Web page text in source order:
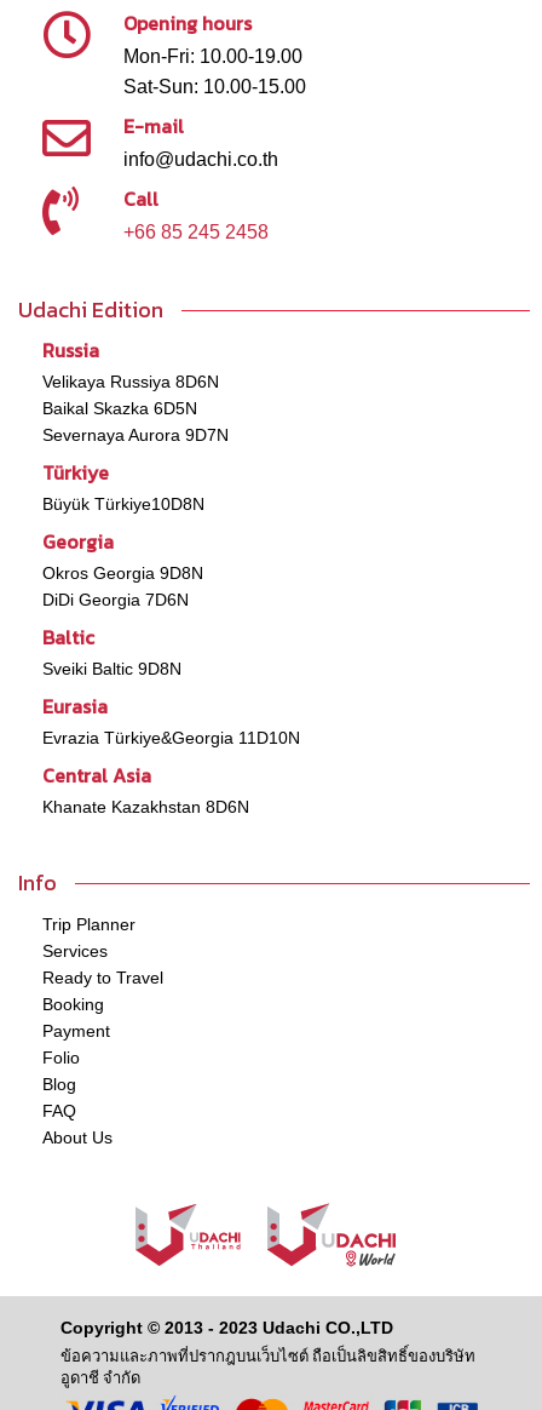
Opening hours
Mon-Fri: 10.00-19.00
Sat-Sun: 10.00-15.00
E-mail
info@udachi.co.th
Call
+66 85 245 2458
Udachi Edition
Russia
Velikaya Russiya 8D6N
Baikal Skazka 6D5N
Severnaya Aurora 9D7N
Türkiye
Büyük Türkiye10D8N
Georgia
Okros Georgia 9D8N
DiDi Georgia 7D6N
Baltic
Sveiki Baltic 9D8N
Eurasia
Evrazia Türkiye&Georgia 11D10N
Central Asia
Khanate Kazakhstan 8D6N
Info
Trip Planner
Services
Ready to Travel
Booking
Payment
Folio
Blog
FAQ
About Us
Copyright © 2013 - 2023 Udachi CO.,LTD
ข้อความและภาพที่ปรากฎบนเว็บไซต์ ถือเป็นลิขสิทธิ์ของบริษัท
อูดาชี จำกัด